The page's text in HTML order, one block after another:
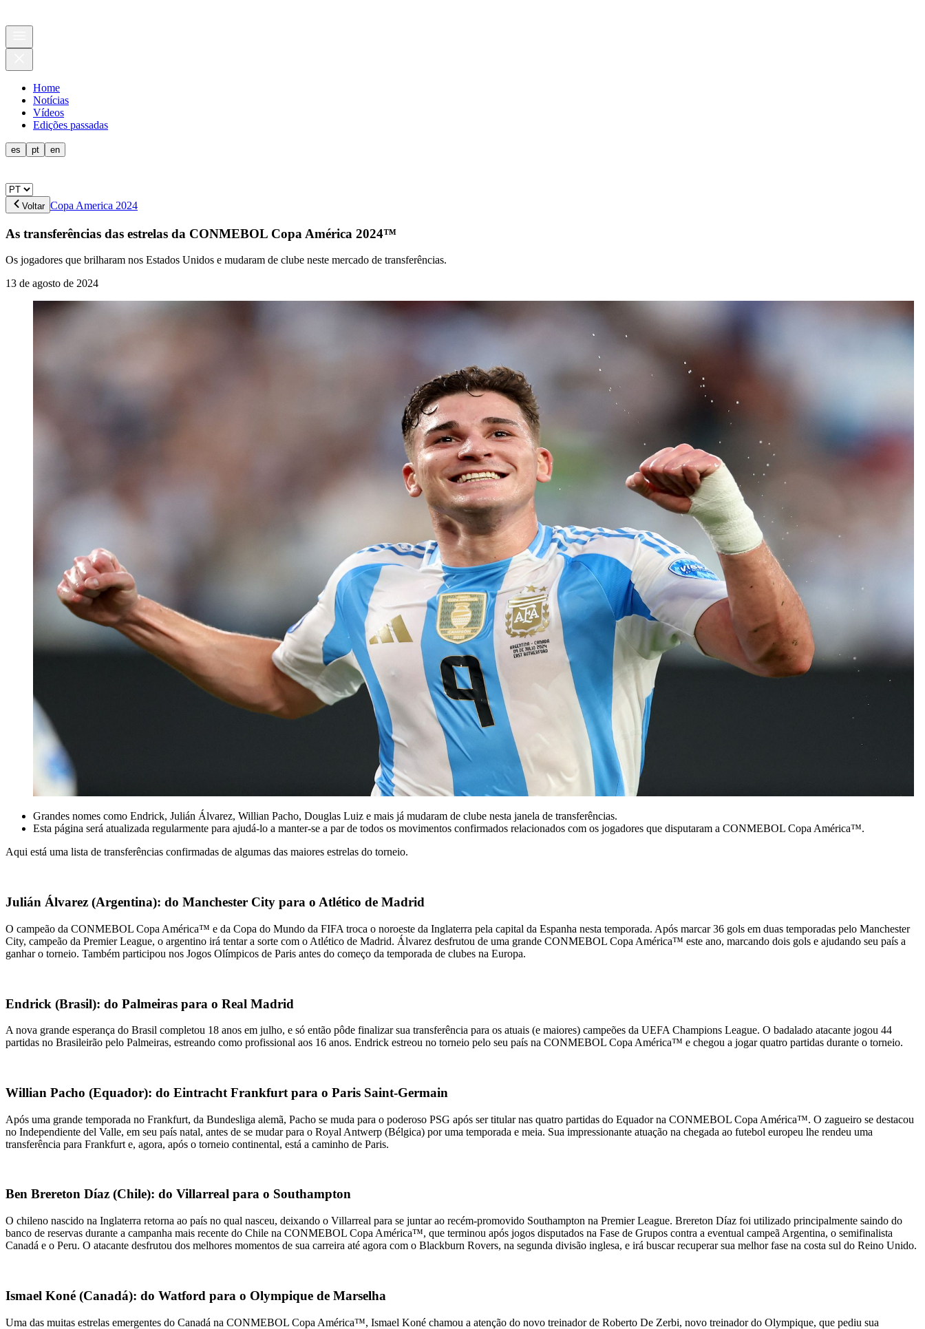
Home
Notícias
Vídeos
Edições passadas
es pt en
Voltar Copa America 2024
As transferências das estrelas da CONMEBOL Copa América 2024™
Os jogadores que brilharam nos Estados Unidos e mudaram de clube neste mercado de transferências.
13 de agosto de 2024
Grandes nomes como Endrick, Julián Álvarez, Willian Pacho, Douglas Luiz e mais já mudaram de clube nesta janela de transferências.
Esta página será atualizada regularmente para ajudá-lo a manter-se a par de todos os movimentos confirmados relacionados com os jogadores que disputaram a CONMEBOL Copa América™.
Aqui está uma lista de transferências confirmadas de algumas das maiores estrelas do torneio.
Julián Álvarez (Argentina): do Manchester City para o Atlético de Madrid
O campeão da CONMEBOL Copa América™ e da Copa do Mundo da FIFA troca o noroeste da Inglaterra pela capital da Espanha nesta temporada. Após marcar 36 gols em duas temporadas pelo Manchester
City, campeão da Premier League, o argentino irá tentar a sorte com o Atlético de Madrid. Álvarez desfrutou de uma grande CONMEBOL Copa América™ este ano, marcando dois gols e ajudando seu país a
ganhar o torneio. Também participou nos Jogos Olímpicos de Paris antes do começo da temporada de clubes na Europa.
Endrick (Brasil): do Palmeiras para o Real Madrid
A nova grande esperança do Brasil completou 18 anos em julho, e só então pôde finalizar sua transferência para os atuais (e maiores) campeões da UEFA Champions League. O badalado atacante jogou 44
partidas no Brasileirão pelo Palmeiras, estreando como profissional aos 16 anos. Endrick estreou no torneio pelo seu país na CONMEBOL Copa América™ e chegou a jogar quatro partidas durante o torneio.
Willian Pacho (Equador): do Eintracht Frankfurt para o Paris Saint-Germain
Após uma grande temporada no Frankfurt, da Bundesliga alemã, Pacho se muda para o poderoso PSG após ser titular nas quatro partidas do Equador na CONMEBOL Copa América™. O zagueiro se destacou
no Independiente del Valle, em seu país natal, antes de se mudar para o Royal Antwerp (Bélgica) por uma temporada e meia. Sua impressionante atuação na chegada ao futebol europeu lhe rendeu uma
transferência para Frankfurt e, agora, após o torneio continental, está a caminho de Paris.
Ben Brereton Díaz (Chile): do Villarreal para o Southampton
O chileno nascido na Inglaterra retorna ao país no qual nasceu, deixando o Villarreal para se juntar ao recém-promovido Southampton na Premier League. Brereton Díaz foi utilizado principalmente saindo do
banco de reservas durante a campanha mais recente do Chile na CONMEBOL Copa América™, que terminou após jogos disputados na Fase de Grupos contra a eventual campeã Argentina, o semifinalista
Canadá e o Peru. O atacante desfrutou dos melhores momentos de sua carreira até agora com o Blackburn Rovers, na segunda divisão inglesa, e irá buscar recuperar sua melhor fase na costa sul do Reino Unido.
Ismael Koné (Canadá): do Watford para o Olympique de Marselha
Uma das muitas estrelas emergentes do Canadá na CONMEBOL Copa América™, Ismael Koné chamou a atenção do novo treinador de Roberto De Zerbi, novo treinador do Olympique, que pediu sua